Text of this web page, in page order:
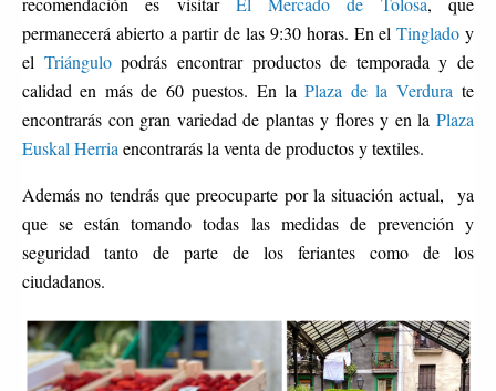
permanecerá abierto a partir de las 9:30 horas. En elTinglado y
el Triángulopodrás encontrar productos de temporada y de
calidad en más de 60 puestos. En laPlaza de la Verdura te
encontrarás con gran variedad de plantas y flores y en la Plaza
Euskal Herria encontrarás la venta de productos y textiles.
Además no tendrás que preocuparte por la situación actual, ya
que se están tomando todas las medidas de prevención y
seguridad tanto de parte de los feriantes como de los
ciudadanos.